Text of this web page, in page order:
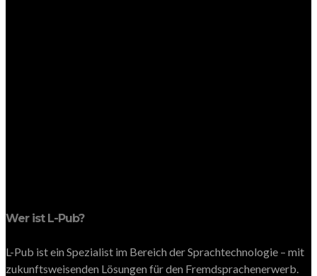
Wer ist L-Pub?
L-Pub ist ein Spezialist im Bereich der Sprachtechnologie – mit
zukunftsweisenden Lösungen für den Fremdsprachenerwerb.